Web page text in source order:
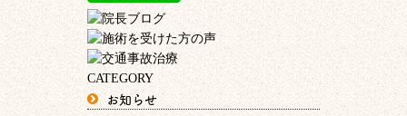
CATEGORY
お知らせ